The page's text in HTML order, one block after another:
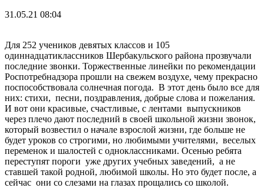
31.05.21 08:04
Для 252 учеников девятых классов и 105
одиннадцатиклассников Шербакульского района прозвучали
последние звонки. Торжественные линейки по рекомендации
Роспотребнадзора прошли на свежем воздухе, чему прекрасно
поспособствовала солнечная погода. В этот день было все для
них: стихи, песни, поздравления, добрые слова и пожелания.
И вот они красивые, счастливые, с лентами выпускников
через плечо дают последний в своей школьной жизни звонок,
который возвестил о начале взрослой жизни, где больше не
будет уроков со строгими, но любимыми учителями, веселых
переменок и шалостей с одноклассниками. Осенью ребята
переступят пороги уже других учебных заведений, а не
ставшей такой родной, любимой школы. Но это будет после, а
сейчас они со слезами на глазах прощались со школой.